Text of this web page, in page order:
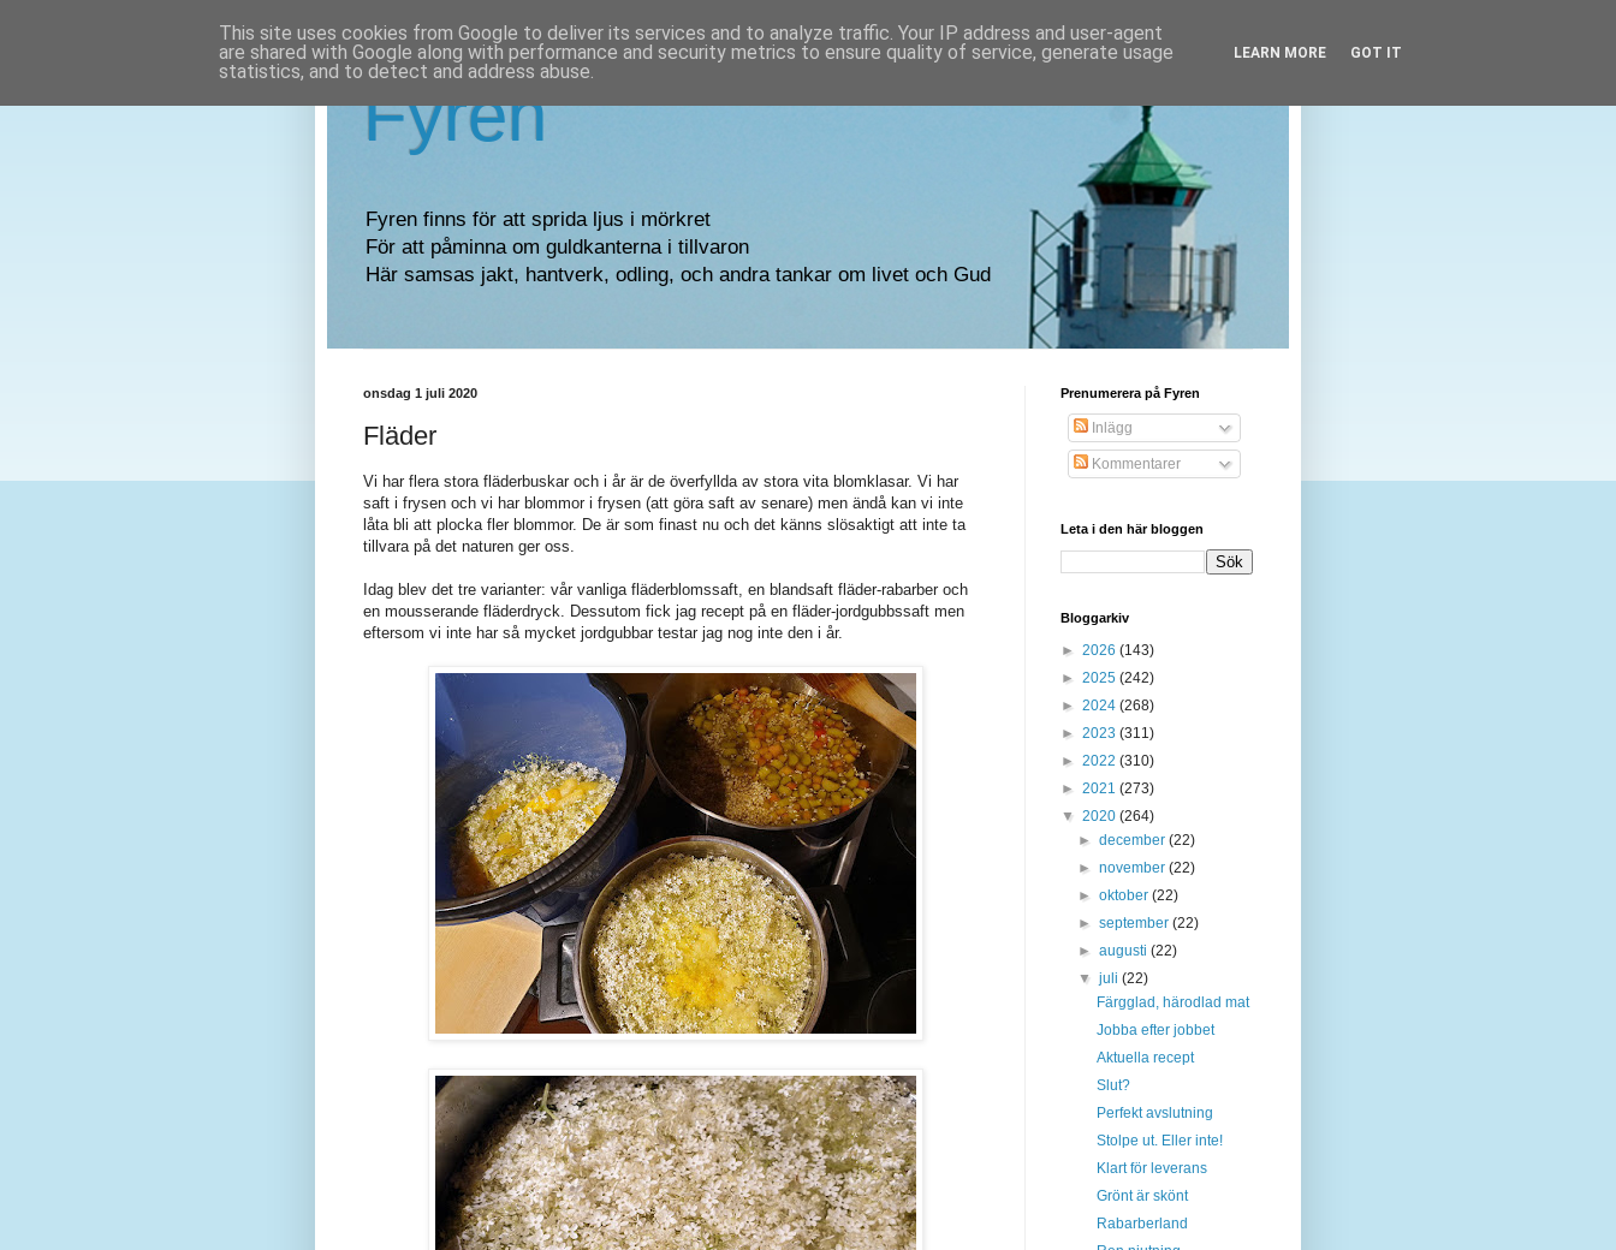
Fyren
Fyren finns för att sprida ljus i mörkret
För att påminna om guldkanterna i tillvaron
Här samsas jakt, hantverk, odling, och andra tankar om livet och Gud
onsdag 1 juli 2020
Fläder
Vi har flera stora fläderbuskar och i år är de överfyllda av stora vita blomklasar. Vi har
saft i frysen och vi har blommor i frysen (att göra saft av senare) men ändå kan vi inte
låta bli att plocka fler blommor. De är som finast nu och det känns slösaktigt att inte ta
tillvara på det naturen ger oss.
Idag blev det tre varianter: vår vanliga fläderblomssaft, en blandsaft fläder-rabarber och
en mousserande fläderdryck. Dessutom fick jag recept på en fläder-jordgubbssaft men
eftersom vi inte har så mycket jordgubbar testar jag nog inte den i år.
Prenumerera på Fyren
Inlägg
Kommentarer
Leta i den här bloggen
Bloggarkiv
► 2026 (143)
► 2025 (242)
► 2024 (268)
► 2023 (311)
► 2022 (310)
► 2021 (273)
▼ 2020 (264)
►december(22)
►november(22)
►oktober(22)
►september(22)
►augusti(22)
▼juli(22)
Färgglad, härodlad mat
Jobba efter jobbet
Aktuella recept
Slut?
Perfekt avslutning
Stolpe ut. Eller inte!
Klart för leverans
Grönt är skönt
Rabarberland
This site uses cookies from Google to deliver its services and to analyze traffic. Your IP address and user-agent
are shared with Google along with performance and security metrics to ensure quality of service, generate usage
statistics, and to detect and address abuse.
LEARN MORE GOT IT